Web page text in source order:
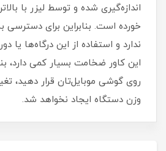
اندازه‌گیری شده و توسط لیزر با
خورده است‏.‏ بنابراین برای دسترسی
ندارد و استفاده از این درگاه‌ها یا
این کاور ضخامت بسیار کمی دارد،
روی گوشی موبایل‌تان قرار دهید،
وزن دستگاه ایجاد نخواهد شد‏.‏